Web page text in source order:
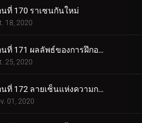
ที่ 170 ราเซนกันใหม่
18, 2020
ตอนที่ 171 ผลลัพธ์ของการฝึกอบรม
25, 2020
ตอนที่ 172 ลายเซ็นแห่งความกลัว
01, 2020